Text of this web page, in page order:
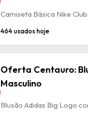
Camiseta Básica Nike
464 usados hoje
Oferta Centauro:
Masculino
Blusão Adidas Big Logo